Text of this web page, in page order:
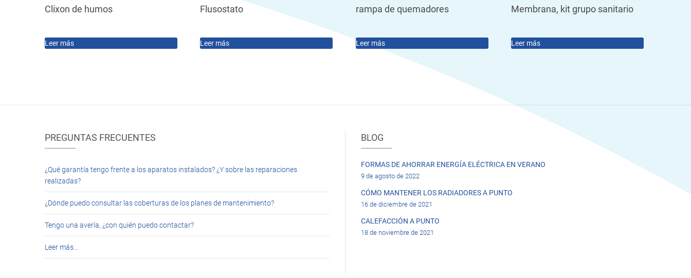
Clixon de humos
Leer más
Flusostato
Leer más
rampa de quemadores
Leer más
Membrana, kit grupo sanitario
Leer más
PREGUNTAS FRECUENTES
¿Qué garantía tengo frente a los aparatos instalados? ¿Y sobre las reparaciones
realizadas?
¿Dónde puedo consultar las coberturas de los planes de mantenimiento?
Tengo una avería, ¿con quién puedo contactar?
Leer más…
BLOG
FORMAS DE AHORRAR ENERGÍA ELÉCTRICA EN VERANO
9 de agosto de 2022
CÓMO MANTENER LOS RADIADORES A PUNTO
16 de diciembre de 2021
CALEFACCIÓN A PUNTO
18 de noviembre de 2021